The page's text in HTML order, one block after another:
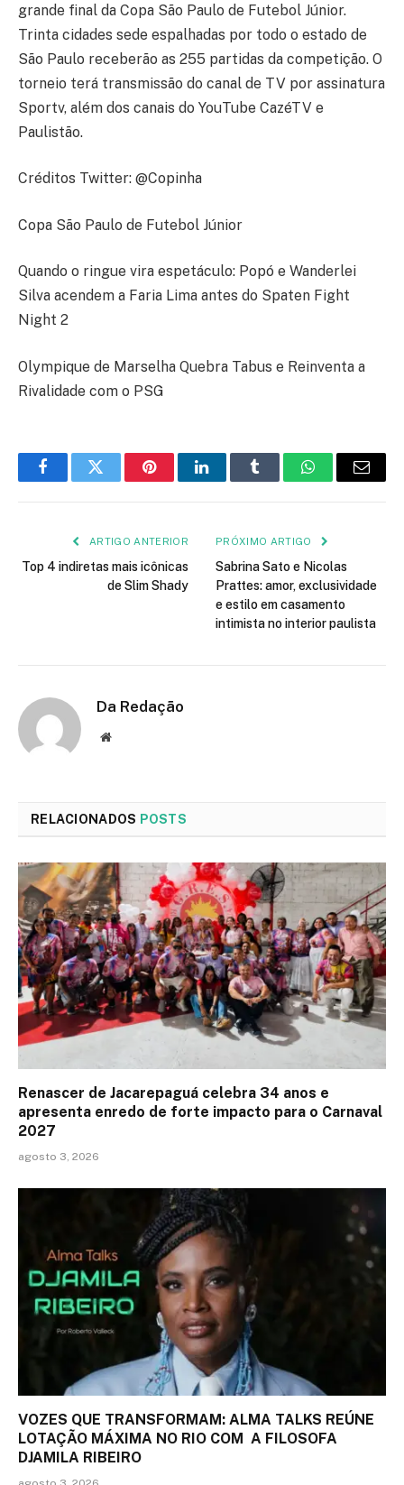
grande final da Copa São Paulo de Futebol Júnior.
Trinta cidades sede espalhadas por todo o estado de
São Paulo receberão as 255 partidas da competição. O
torneio terá transmissão do canal de TV por assinatura
Sportv, além dos canais do YouTube CazéTV e
Paulistão.
Créditos Twitter: @Copinha
Copa São Paulo de Futebol Júnior
Quando o ringue vira espetáculo: Popó e Wanderlei
Silva acendem a Faria Lima antes do Spaten Fight
Night 2
Olympique de Marselha Quebra Tabus e Reinventa a
Rivalidade com o PSG
FacebookTwitter PinterestLinkedInTumblr WhatsApp
E-
ARTIGO ANTERIOR
Top 4 indiretas mais icônicas
de Slim Shady
PRÓXIMO ARTIGO
Sabrina Sato e Nicolas
Prattes: amor, exclusividade
e estilo em casamento
intimista no interior paulista
Da Redação
Site
RELACIONADOS POSTS
Renascer de Jacarepaguá celebra 34 anos e
apresenta enredo de forte impacto para o Carnaval
2027
agosto 3, 2026
VOZES QUE TRANSFORMAM: ALMA TALKS REÚNE
LOTAÇÃO MÁXIMA NO RIO COM A FILOSOFA
DJAMILA RIBEIRO